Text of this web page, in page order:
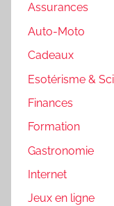
Assurances
Auto-Moto
Cadeaux
Esotérisme &
Finances
Formation
Gastronomie
Internet
Jeux en ligne